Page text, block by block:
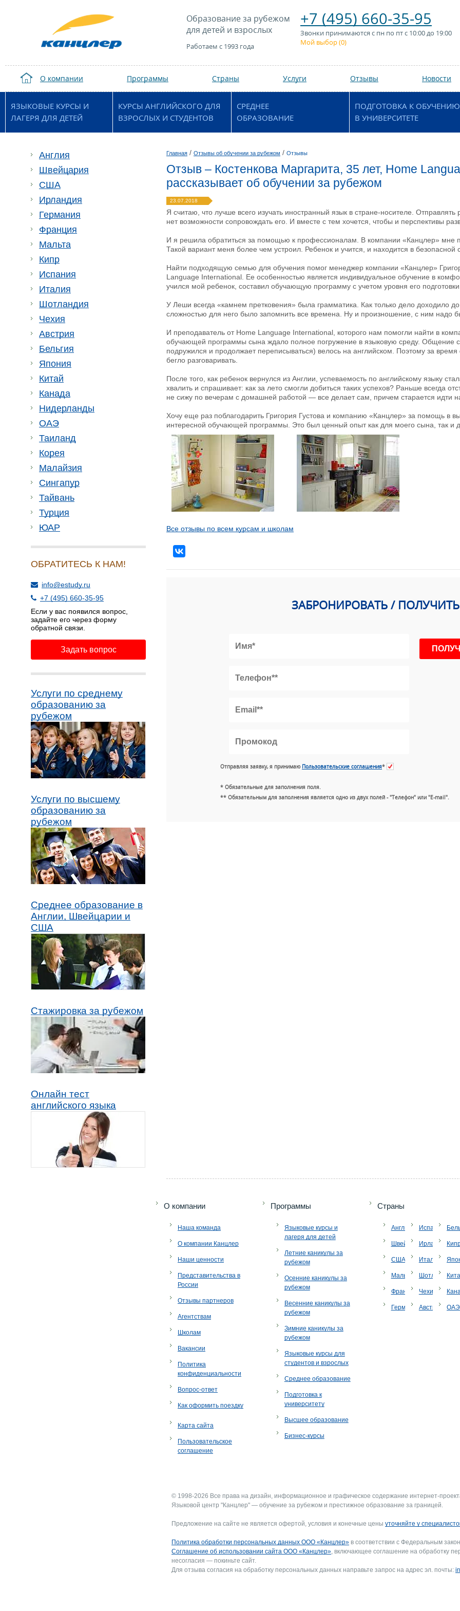
Образование за рубежом
для детей и взрослых
Работаем с 1993 года
+7 (495) 660-35-95
Звонки принимаются с пн по пт с 10:00 до 19:00
Мой выбор (0)
О компании Программы Страны Услуги Отзывы Новости
ЯЗЫКОВЫЕ КУРСЫ И
ЛАГЕРЯ ДЛЯ ДЕТЕЙ
КУРСЫ АНГЛИЙСКОГО ДЛЯ
ВЗРОСЛЫХ И СТУДЕНТОВ
СРЕДНЕЕ
ОБРАЗОВАНИЕ
ПОДГОТОВКА К ОБУЧЕНИЮ
В УНИВЕРСИТЕТЕ
Англия
Швейцария
США
Ирландия
Германия
Франция
Мальта
Кипр
Испания
Италия
Шотландия
Чехия
Австрия
Бельгия
Япония
Китай
Канада
Нидерланды
ОАЭ
Таиланд
Корея
Малайзия
Сингапур
Тайвань
Турция
ЮАР
ОБРАТИТЕСЬ К НАМ!
info@estudy.ru
+7 (495) 660-35-95
Если у вас появился вопрос,
задайте его через форму
обратной связи.
Задать вопрос
Услуги по среднему
образованию за
рубежом
Услуги по высшему
образованию за
рубежом
Среднее образование в
Англии, Швейцарии и
США
Стажировка за рубежом
Онлайн тест
английского языка
Главная / Отзывы об обучении за рубежом / Отзывы
Отзыв – Костенкова Маргарита, 35 лет, Home
рассказывает об обучении за рубежом
23.07.2018
Я считаю, что лучше всего изучать иностранный язык в стране-носителе.
нет возможности сопровождать его. И вместе с тем хочется, чтобы и перспективы
И я решила обратиться за помощью к профессионалам. В компании «Канцлер» мне
Такой вариант меня более чем устроил. Ребенок и учится, и находится в безопасной
Найти подходящую семью для обучения помог менеджер компании «Канцлер»
Language International. Ее особенностью является индивидуальное обучение в
учился мой ребенок, составил обучающую программу с учетом уровня его подготовки.
У Леши всегда «камнем претковения» была грамматика. Как только дело доходило
сложностью для него было запомнить все времена. Ну и произношение, с ним надо
И преподаватель от Home Language International, которого нам помогли найти в
обучающей программы сына ждало полное погружение в языковую среду. Общение
подружился и продолжает переписываться) велось на английском. Поэтому за
бегло разговаривать.
После того, как ребенок вернулся из Англии, успеваемость по английскому языку
хвалить и спрашивает: как за лето смогли добиться таких успехов? Раньше всегда
не сижу по вечерам с домашней работой — все делает сам, причем старается идти
Хочу еще раз поблагодарить Григория Густова и компанию «Канцлер» за помощь в
интересной обучающей программы. Это был ценный опыт как для моего сына, так и
Все отзывы по всем курсам и школам
ЗАБРОНИРОВАТЬ /
Отправляя заявку, я принимаю Пользовательские соглашения*
* Обязательные для заполнения поля.
** Обязательным для заполнения является одно из двух полей - "Телефон" или "E-mail".
O компании
Наша команда
О компании Канцлер
Наши ценности
Представительства в
России
Отзывы партнеров
Агентствам
Школам
Вакансии
Политика
конфиденциальности
Вопрос-ответ
Как оформить поездку
Карта сайта
Пользовательское
соглашение
Программы
Языковые курсы и
лагеря для детей
Летние каникулы за
рубежом
Осенние каникулы за
рубежом
Весенние каникулы за
рубежом
Зимние каникулы за
рубежом
Языковые курсы для
студентов и взрослых
Среднее образование
Подготовка к
университету
Высшее образование
Бизнес-курсы
Страны
Англия
Швейцария
США
Мальта
Франция
Германия
Испания
Ирландия
Италия
Шотландия
Чехия
Австрия
Кипр
ОАЭ
© 1998-2026 Все права на дизайн, информационное и графическое содержание интернет-
Языковой центр "Канцлер" — обучение за рубежом и престижное образование за границей.
Предложение на сайте не является офертой, условия и конечные цены уточняйте у
Политика обработки персональных данных ООО «Канцлер» в соответствии с Федеральным
Соглашение об использовании сайта ООО «Канцлер», включающее соглашение на обработку
несогласия — покиньте сайт.
Для отзыва согласия на обработку персональных данных направьте запрос на адрес эл. почты: